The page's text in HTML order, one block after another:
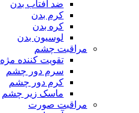
ضد آفتاب بدن
کرم بدن
کره بدن
لوسیون بدن
مراقبت چشم
تقویت کننده مژه
سرم دور چشم
کرم دور چشم
ماسک زیر چشم
مراقبت صورت